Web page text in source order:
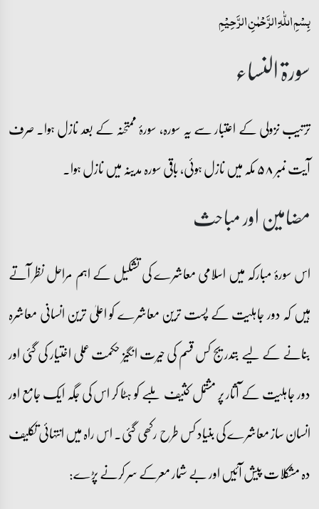
بِسۡمِ اللّٰہِ الرَّحۡمٰنِ الرَّحِیۡمِ
سورۃ النساء
ترتیب نزولی کے اعتبار سے یہ سورہ، سورۂ ممتحنہ کے بعد نازل ہوا۔ صرف
آیت نمبر ۵۸ مکہ میں نازل ہوئی، باقی سورہ مدینہ میں نازل ہوا۔
مضامین اور مباحث
اس سورۂ مبارکہ میں اسلامی معاشرے کی تشکیل کے اہم مراحل نظر آتے
ہیں کہ دور جاہلیت کے پست ترین معاشرے کو اعلیٰ ترین انسانی معاشرہ
بنانے کے لیے بتدریج کس قسم کی حیرت انگیز حکمت عملی اختیار کی گئی اور
دور جاہلیت کے آثار پر مشتمل کثیف ملبے کو ہٹا کر اس کی جگہ ایک جامع اور
انسان ساز معاشرے کی بنیاد کس طرح رکھی گئی۔ اس راہ میں انتہائی تکلیف
دہ مشکلات پیش آئیں اور بے شمار معرکے سر کرنے پڑے: